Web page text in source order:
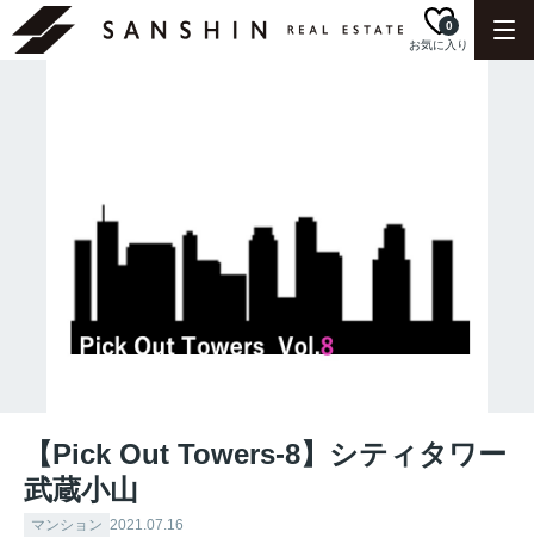
お気に入り
0
【Pick Out Towers-8】シティタワー
武蔵小山
マンション 2021.07.16